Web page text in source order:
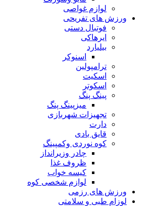
لوازم غواصی
ورزش های تفریحی
فوتبال دستی
ایرهاکی
بیلیارد
اسنوکر
ترامپولین
اسکیت
اسکوتر
پینگ پنگ
میزپینگ پنگ
تجهیزات شهربازی
دارت
قایق بادی
کوه نوردی وکمپینگ
چادر وزیرانداز
ظروف غذا
کیسه خواب
لوازم شخصی کوه
ورزش های رزمی
لوزام طبی و سلامتی